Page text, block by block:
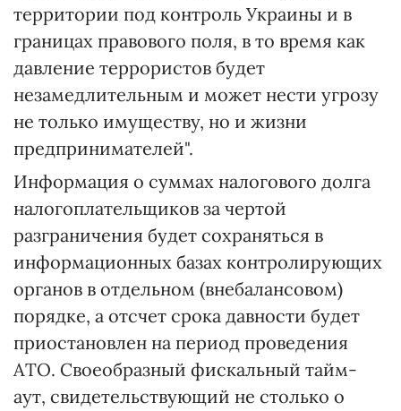
территории под контроль Украины и в
границах правового поля, в то время как
давление террористов будет
незамедлительным и может нести угрозу
не только имуществу, но и жизни
предпринимателей".
Информация о суммах налогового долга
налогоплательщиков за чертой
разграничения будет сохраняться в
информационных базах контролирующих
органов в отдельном (внебалансовом)
порядке, а отсчет срока давности будет
приостановлен на период проведения
АТО. Своеобразный фискальный тайм-
аут, свидетельствующий не столько о